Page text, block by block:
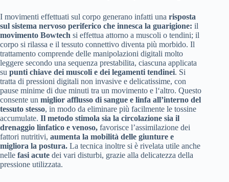
I movimenti effettuati sul corpo generano infatti una risposta
sul sistema nervoso periferico che innesca la guarigione: il
movimento Bowtech si effettua attorno a muscoli o tendini; il
corpo si rilassa e il tessuto connettivo diventa più morbido. Il
trattamento comprende delle manipolazioni digitali molto
leggere secondo una sequenza prestabilita, ciascuna applicata
su punti chiave dei muscoli e dei legamenti tendinei. Si
tratta di pressioni digitali non invasive e delicatissime, con
pause minime di due minuti tra un movimento e l‘altro. Questo
consente un miglior afflusso di sangue e linfa all’interno del
tessuto stesso, in modo da eliminare più facilmente le tossine
accumulate. Il metodo stimola sia la circolazione sia il
drenaggio linfatico e venoso, favorisce l’assimilazione dei
fattori nutritivi, aumenta la mobilità delle giunture e
migliora la postura. La tecnica inoltre si è rivelata utile anche
nelle fasi acute dei vari disturbi, grazie alla delicatezza della
pressione utilizzata.